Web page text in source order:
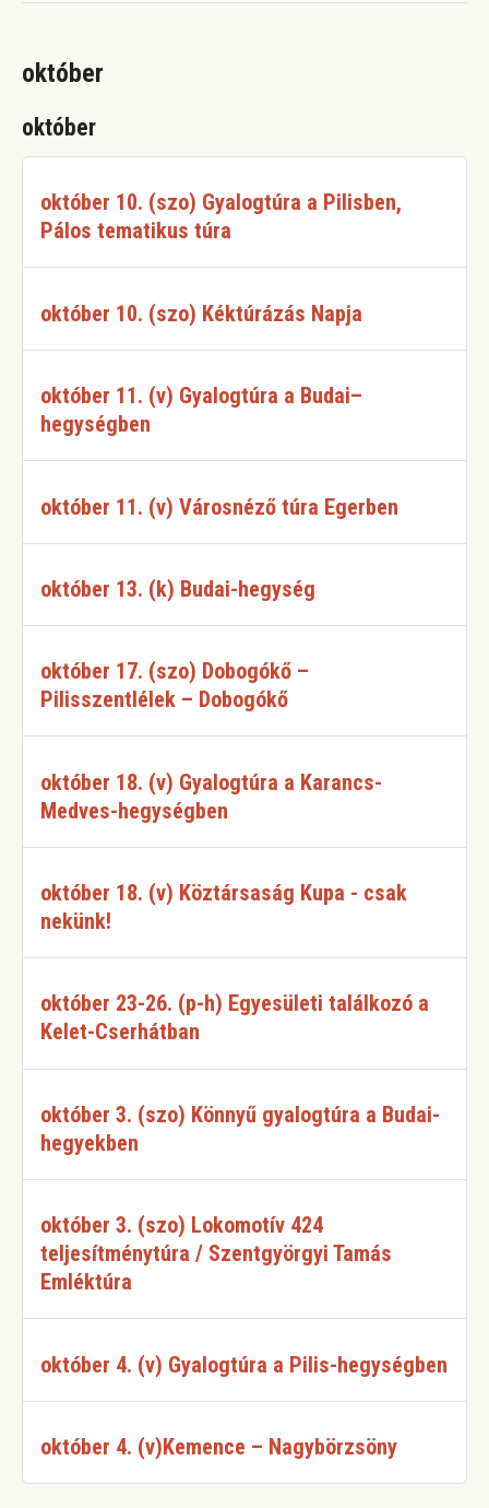
október
október
október 10. (szo) Gyalogtúra a Pilisben,
Pálos tematikus túra
október 10. (szo) Kéktúrázás Napja
október 11. (v) Gyalogtúra a Budai–
hegységben
október 11. (v) Városnéző túra Egerben
október 13. (k) Budai-hegység
október 17. (szo) Dobogókő –
Pilisszentlélek – Dobogókő
október 18. (v) Gyalogtúra a Karancs-
Medves-hegységben
október 18. (v) Köztársaság Kupa - csak
nekünk!
október 23-26. (p-h) Egyesületi találkozó a
Kelet-Cserhátban
október 3. (szo) Könnyű gyalogtúra a Budai-
hegyekben
október 3. (szo) Lokomotív 424
teljesítménytúra / Szentgyörgyi Tamás
Emléktúra
október 4. (v) Gyalogtúra a Pilis-hegységben
október 4. (v)Kemence – Nagybörzsöny